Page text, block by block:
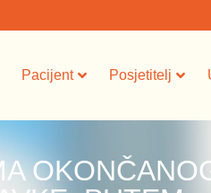
Pacijent Posjetitelj